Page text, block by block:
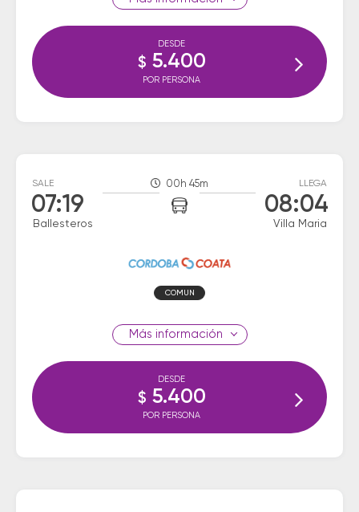
DESDE
$ 5.400
POR PERSONA
SALE
07:19
Ballesteros
00h 45m LLEGA
08:04
Villa Maria
COMUN
información
DESDE
$ 5.400
POR PERSONA